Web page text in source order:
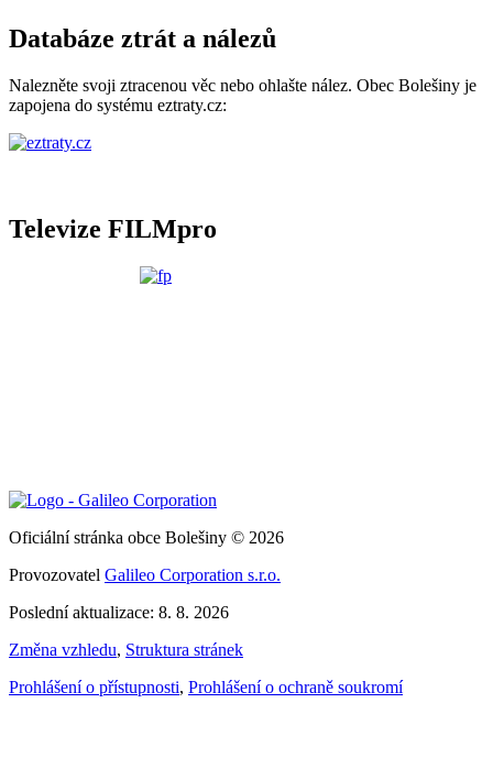
Databáze ztrát a nálezů
Nalezněte svoji ztracenou věc nebo ohlašte nález. Obec Bolešiny je
zapojena do systému eztraty.cz:
Televize FILMpro
Oficiální stránka obce Bolešiny © 2026
Provozovatel Galileo Corporation s.r.o.
Poslední aktualizace: 8. 8. 2026
Změna vzhledu, Struktura stránek
Prohlášení o přístupnosti, Prohlášení o ochraně soukromí